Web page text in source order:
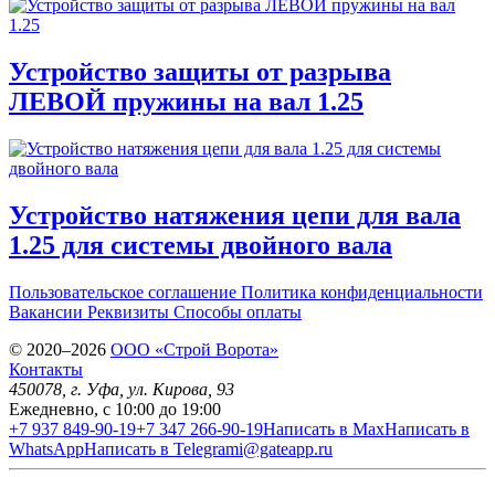
Устройство защиты от разрыва
ЛЕВОЙ пружины на вал 1.25
Устройство натяжения цепи для вала
1.25 для системы двойного вала
Пользовательское соглашение Политика конфиденциальности
Вакансии Реквизиты Способы оплаты
© 2020–2026 OOO «Строй Ворота»
Контакты
450078 , г. Уфа ул. Кирова, 93
Ежедневно, с 10:00 до 19:00
+7 937 849-90-19+7 347 266-90-19Написать в MaxНаписать в
WhatsAppНаписать в Telegrami@gateapp.ru